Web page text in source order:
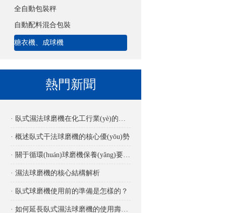
全自動包裝秤
自動配料混合包裝
糖衣機、成球機
熱門新聞
· 臥式濕法球磨機在化工行業(yè)的應用
· 概述臥式干法球磨機的核心優(yōu)勢
· 關于循環(huán)球磨機保養(yǎng)要點詳解
· 濕法球磨機的核心結構解析
· 臥式球磨機使用前的準備是怎樣的？
· 如何延長臥式濕法球磨機的使用壽命？